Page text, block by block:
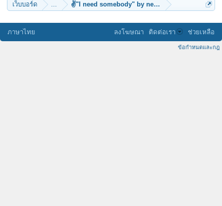
เว็บบอร์ด ... ✌"I need somebody" by new_mansum
ภาษาไทย ลงโฆษณา ติดต่อเรา ช่วยเหลือ
ข้อกำหนดและกฎ